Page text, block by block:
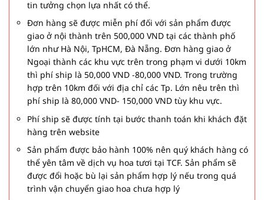
tin tưởng chọn lựa nhất có thể.
Đơn hàng sẽ được miễn phí đối với sản phẩm được
giao ở nội thành trên 500,000 VND tại các thành phố
lớn như Hà Nội, TpHCM, Đà Nẵng. Đơn hàng giao ở
Ngoại thành các khu vực trên trong phạm vi dưới 10km
thì phí ship là 50,000 VND -80,000 VND. Trong trường
hợp trên 10km đối với địa chỉ các Tp. Lớn nêu trên thì
phí ship là 80,000 VND- 150,000 VND tùy khu vực.
Phí ship sẽ được tính tại bước thanh toán khi khách đặt
hàng trên website
Sản phẩm được bảo hành 100% nên quý khách hàng có
thể yên tâm về dịch vụ hoa tươi tại TCF. Sản phẩm sẽ
được đổi hoặc bù lại sản phẩm hợp lý nếu trong quá
trình vận chuyển giao hoa chưa hợp lý